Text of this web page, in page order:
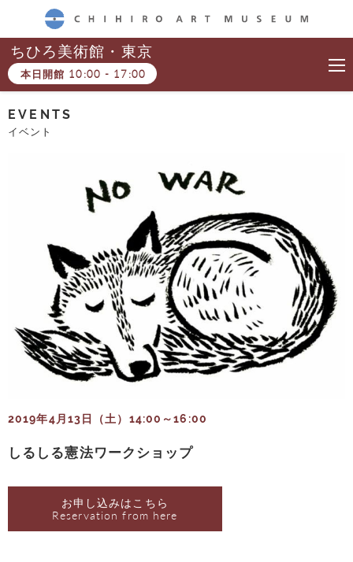
CHIHIRO ART MUSEUM
ちひろ美術館・東京
本日開館 10:00 - 17:00
EVENTS
イベント
2019年4月13日（土）14:00～16:00
しるしる憲法ワークショップ
お申し込みはこちら
Reservation from here